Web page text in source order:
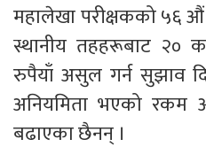
महालेखा परीक्षकको ५६
स्थानीय तहहरूबाट २०
रुपैयाँ असुल गर्न सुझाव
अनियमिता भएको रकम
बढाएका छैनन् ।